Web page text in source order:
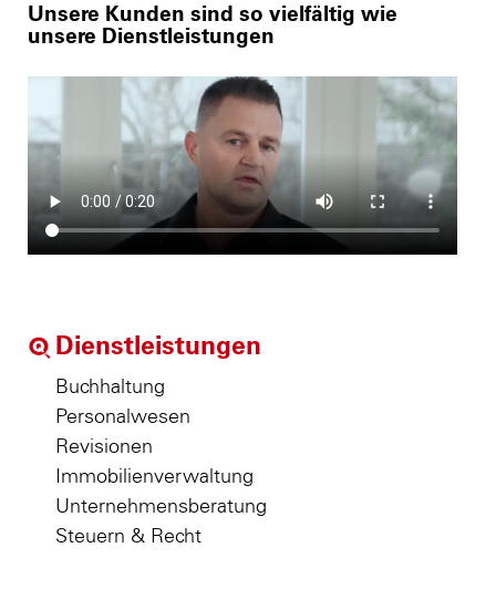
Unsere Kunden sind so vielfältig wie
unsere Dienstleistungen
Dienstleistungen
Buchhaltung
Personalwesen
Revisionen
Immobilienverwaltung
Unternehmensberatung
Steuern & Recht